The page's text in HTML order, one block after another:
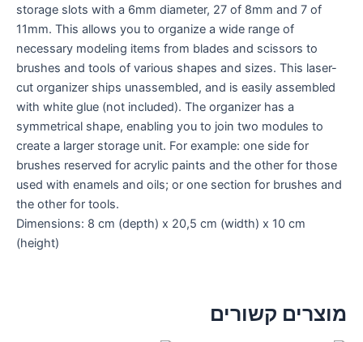
storage slots with a 6mm diameter, 27 of 8mm and 7 of
11mm. This allows you to organize a wide range of
necessary modeling items from blades and scissors to
brushes and tools of various shapes and sizes. This laser-
cut organizer ships unassembled, and is easily assembled
with white glue (not included). The organizer has a
symmetrical shape, enabling you to join two modules to
create a larger storage unit. For example: one side for
brushes reserved for acrylic paints and the other for those
used with enamels and oils; or one section for brushes and
the other for tools.
Dimensions: 8 cm (depth) x 20,5 cm (width) x 10 cm
(height)
מוצרים קשורים